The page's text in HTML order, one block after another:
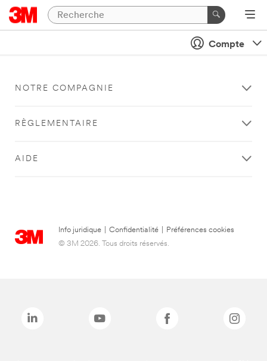
Compte
NOTRE COMPAGNIE
RÈGLEMENTAIRE
AIDE
Info juridique Confidentialité
Préférences cookies
© 3M 2026. Tous droits réservés.